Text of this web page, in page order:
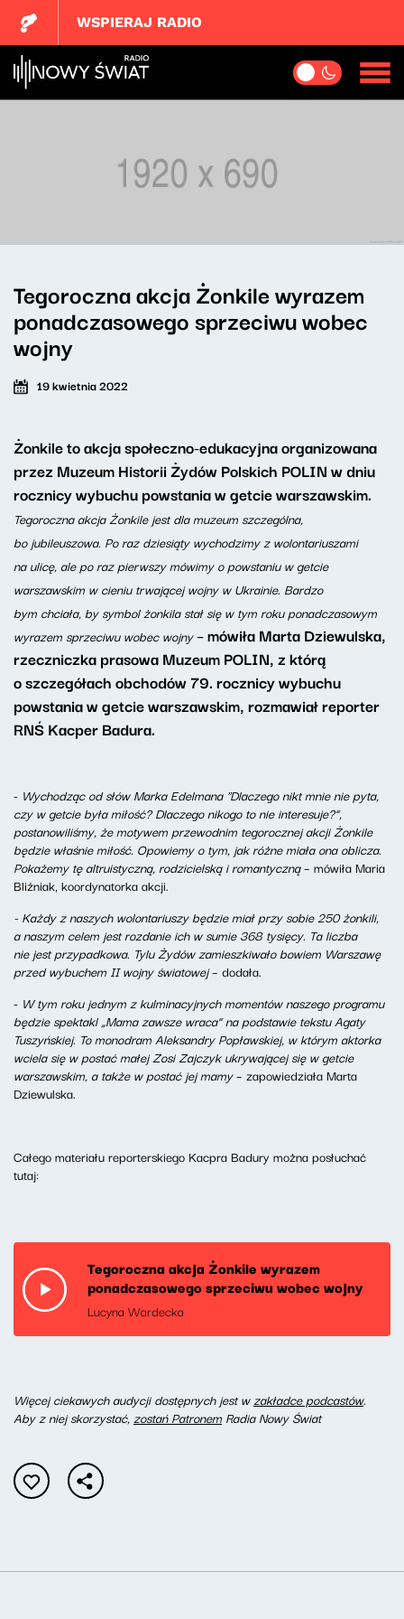
WSPIERAJ RADIO
Tegoroczna akcja Żonkile wyrazem
ponadczasowego sprzeciwu wobec
wojny
19 kwietnia 2022
Żonkile to akcja społeczno-edukacyjna organizowana
przez Muzeum Historii Żydów Polskich POLIN w dniu
rocznicy wybuchu powstania w getcie warszawskim.
Tegoroczna akcja Żonkile jest dla muzeum szczególna,
bo jubileuszowa. Po raz dziesiąty wychodzimy z wolontariuszami
na ulicę, ale po raz pierwszy mówimy o powstaniu w getcie
warszawskim w cieniu trwającej wojny w Ukrainie. Bardzo
bym chciała, by symbol żonkila stał się w tym roku ponadczasowym
wyrazem sprzeciwu wobec wojny– mówiła Marta Dziewulska,
rzeczniczka prasowa Muzeum POLIN, z którą
o szczegółach obchodów 79. rocznicy wybuchu
powstania w getcie warszawskim, rozmawiał reporter
RNŚ Kacper Badura.
- Wychodząc od słów Marka Edelmana "Dlaczego nikt mnie nie pyta,
czy w getcie była miłość? Dlaczego nikogo to nie interesuje?”,
postanowiliśmy, że motywem przewodnim tegorocznej akcji Żonkile
będzie właśnie miłość. Opowiemy o tym, jak różne miała ona oblicza.
Pokażemy tę altruistyczną, rodzicielską i romantyczną– mówiła Maria
Bliźniak, koordynatorka akcji.
- Każdy z naszych wolontariuszy będzie miał przy sobie 250 żonkili,
a naszym celem jest rozdanie ich w sumie 368 tysięcy. Ta liczba
nie jest przypadkowa. Tylu Żydów zamieszkiwało bowiem Warszawę
przed wybuchem II wojny światowej– dodała.
- W tym roku jednym z kulminacyjnych momentów naszego programu
będzie spektakl „Mama zawsze wraca” na podstawie tekstu Agaty
Tuszyńskiej. To monodram Aleksandry Popławskiej, w którym aktorka
wciela się w postać małej Zosi Zajczyk ukrywającej się w getcie
warszawskim, a także w postać jej mamy– zapowiedziała Marta
Dziewulska.
Całego materiału reporterskiego Kacpra Badury można posłuchać
tutaj:
Tegoroczna akcja Żonkile wyrazem
ponadczasowego sprzeciwu wobec wojny
Lucyna Wardecka
Więcej ciekawych audycji dostępnych jest wzakładce podcastów.
Aby z niej skorzystać,zostań Patronem Radia Nowy Świat